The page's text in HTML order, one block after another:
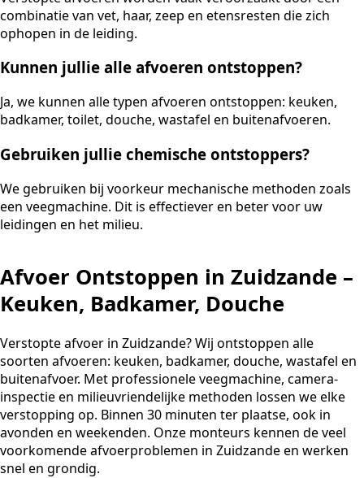
combinatie van vet, haar, zeep en etensresten die zich
ophopen in de leiding.
Kunnen jullie alle afvoeren ontstoppen?
Ja, we kunnen alle typen afvoeren ontstoppen: keuken,
badkamer, toilet, douche, wastafel en buitenafvoeren.
Gebruiken jullie chemische ontstoppers?
We gebruiken bij voorkeur mechanische methoden zoals
een veegmachine. Dit is effectiever en beter voor uw
leidingen en het milieu.
Afvoer Ontstoppen in Zuidzande –
Keuken, Badkamer, Douche
Verstopte afvoer in Zuidzande? Wij ontstoppen alle
soorten afvoeren: keuken, badkamer, douche, wastafel en
buitenafvoer. Met professionele veegmachine, camera-
inspectie en milieuvriendelijke methoden lossen we elke
verstopping op. Binnen 30 minuten ter plaatse, ook in
avonden en weekenden. Onze monteurs kennen de veel
voorkomende afvoerproblemen in Zuidzande en werken
snel en grondig.